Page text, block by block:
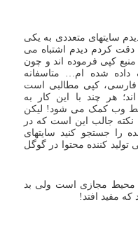
سایتهای متعددی به یکی
دقت کردم دیدم اشتباه می
کپی فرموده اند و چون
داده شده ام… متاسفانه
فارسی، کپی مطالبی است
هر چند با این کار به
وب کمک می شود! لیکن
جالب این است که در
را جستجو کنید سایتهای
کننده محتوا در گوگل
محیط مجازی است ولی بد
مفید افتد!